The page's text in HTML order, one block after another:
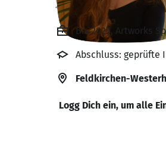
Bis 2025, Artworks
Abschluss: geprüfte
Feldkirchen-
Logg Dich ein, um alle